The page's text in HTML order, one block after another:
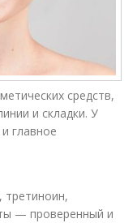
средств,
и складки. У
главное
— проверенный и